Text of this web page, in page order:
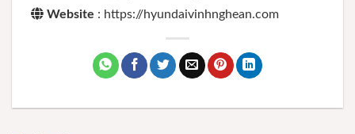
Website : https://hyundaivinhnghean.com